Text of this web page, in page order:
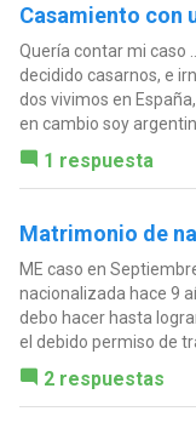
Casamiento con
Quería contar mi caso
decidido casarnos, e
dos vivimos en
en cambio soy
1 respuesta
Matrimonio de
ME caso en
nacionalizada hace 9
debo hacer hasta
el debido permiso de
2 respuestas